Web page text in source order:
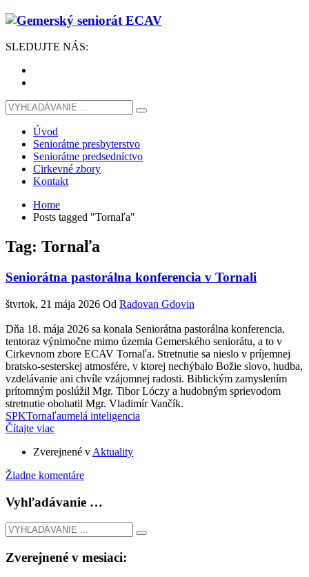
SLEDUJTE NÁS:
Úvod
Seniorátne presbyterstvo
Seniorátne predsedníctvo
Cirkevné zbory
Kontakt
Home
Posts tagged "Tornaľa"
Tag: Tornaľa
Seniorátna pastorálna konferencia v Tornali
štvrtok, 21 mája 2026 Od Radovan Gdovin
Dňa 18. mája 2026 sa konala Seniorátna pastorálna konferencia,
tentoraz výnimočne mimo územia Gemerského seniorátu, a to v
Cirkevnom zbore ECAV Tornaľa. Stretnutie sa nieslo v príjemnej
bratsko-sesterskej atmosfére, v ktorej nechýbalo Božie slovo, hudba,
vzdelávanie ani chvíle vzájomnej radosti. Biblickým zamyslením
prítomným poslúžil Mgr. Tibor Lóczy a hudobným sprievodom
stretnutie obohatil Mgr. Vladimír Vančík.
SPKTornaľaumelá inteligencia
Čítajte viac
Zverejnené v Aktuality
Žiadne komentáre
Vyhľadávanie …
Zverejnené v mesiaci: